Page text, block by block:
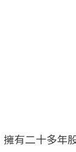
有二十多年